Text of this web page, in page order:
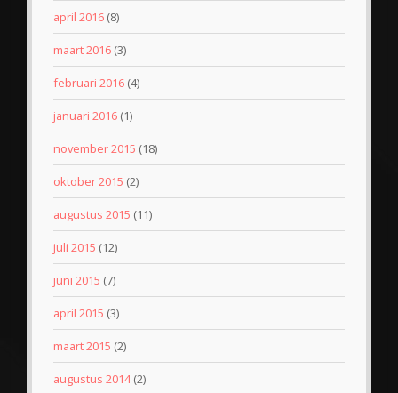
april 2016 (8)
maart 2016 (3)
februari 2016 (4)
januari 2016 (1)
november 2015 (18)
oktober 2015 (2)
augustus 2015 (11)
juli 2015 (12)
juni 2015 (7)
april 2015 (3)
maart 2015 (2)
augustus 2014(2)